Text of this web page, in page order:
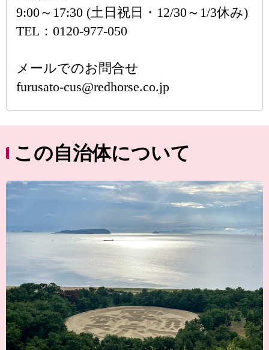
9:00～17:30 (土日祝日・12/30～1/3休み)
TEL：0120-977-050
メールでのお問合せ
furusato-cus@redhorse.co.jp
この自治体について